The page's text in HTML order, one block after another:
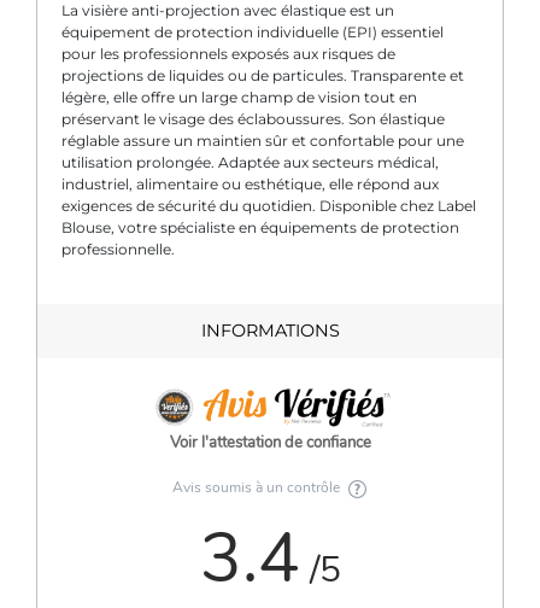
La visière anti-projection avec élastique est un
équipement de protection individuelle (EPI) essentiel
pour les professionnels exposés aux risques de
projections de liquides ou de particules. Transparente et
légère, elle offre un large champ de vision tout en
préservant le visage des éclaboussures. Son élastique
réglable assure un maintien sûr et confortable pour une
utilisation prolongée. Adaptée aux secteurs médical,
industriel, alimentaire ou esthétique, elle répond aux
exigences de sécurité du quotidien. Disponible chez Label
Blouse, votre spécialiste en équipements de protection
professionnelle.
INFORMATIONS
Voir l'attestation de confiance
Avis soumis à un contrôle
3.4 /5